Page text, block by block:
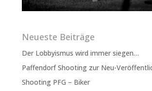
Neueste Beiträge
Der Lobbyismus wird immer siegen…
Paffendorf Shooting zur Neu-
Shooting PFG – Biker